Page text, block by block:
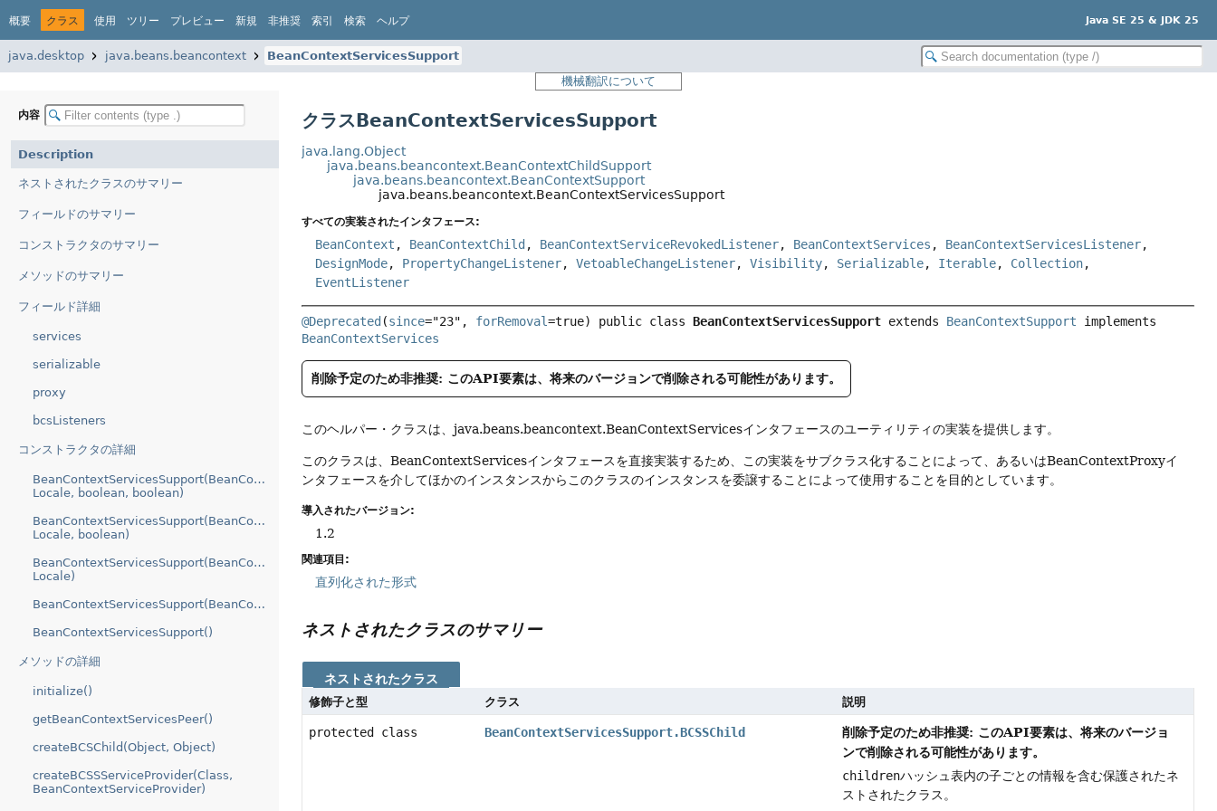
概要 クラス 使用 ツリー プレビュー 新規 非推奨 索引 検索 ヘルプ Java SE 25 & JDK 25
java.desktop java.beans.beancontext
BeanContextServicesSupport
機械翻訳について
内容
Description
ネストされたクラスのサマリー
フィールドのサマリー
コンストラクタのサマリー
メソッドのサマリー
フィールド詳細
services
serializable
proxy
bcsListeners
コンストラクタの詳細
BeanContextServicesSupport(BeanContextServices,
Locale, boolean, boolean)
BeanContextServicesSupport(BeanContextServices,
Locale, boolean)
BeanContextServicesSupport(BeanContextServices,
Locale)
BeanContextServicesSupport(BeanContextServices)
BeanContextServicesSupport()
メソッドの詳細
initialize()
getBeanContextServicesPeer()
createBCSChild(Object, Object)
createBCSSServiceProvider(Class,
BeanContextServiceProvider)
クラスBeanContextServicesSupport
java.lang.Object
java.beans.beancontext.BeanContextChildSupport
java.beans.beancontext.BeanContextSupport
java.beans.beancontext.BeanContextServicesSupport
すべての実装されたインタフェース:
BeanContext , BeanContextChild , BeanContextServiceRevokedListener, BeanContextServices , BeanContextServicesListener,
DesignMode, PropertyChangeListener,VetoableChangeListener,Visibility, Serializable, Iterable, Collection,
EventListener
@Deprecated (since="23", forRemoval=true) public class BeanContextServicesSupport extends BeanContextSupport
BeanContextServices
削除予定のため非推奨: このAPI要素は、将来のバージョンで削除される可能性があります。
このヘルパー・クラスは、java.beans.beancontext.BeanContextServicesインタフェースのユーティリティの実装を提供します。
このクラスは、BeanContextServicesインタフェースを直接実装するため、この実装をサブクラス化することによって、あるいはBeanContextProxyイ
ンタフェースを介してほかのインスタンスからこのクラスのインスタンスを委譲することによって使用することを目的としています。
導入されたバージョン:
1.2
関連項目:
直列化された形式
ネストされたクラスのサマリー
ネストされたクラス
修飾子と型 クラス 説明
protected class BeanContextServicesSupport.BCSSChild
削除予定のため非推奨: このAPI要素は、将来のバージョ
ンで削除される可能性があります。
childrenハッシュ表内の子ごとの情報を含む保護されたネ
ストされたクラス。